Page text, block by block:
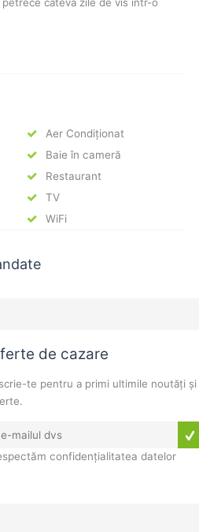
Aer Condiționat
Baie în cameră
Restaurant
TV
WiFi
de cazare
te pentru a primi ultimile noutăți și
confidențialitatea datelor